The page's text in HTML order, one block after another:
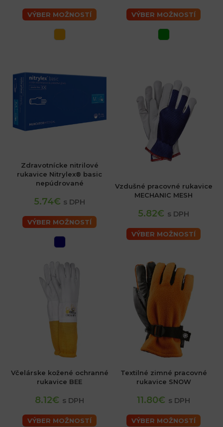
VÝBER MOŽNOSTÍ VÝBER MOŽNOSTÍ
Zdravotnícke nitrilové
rukavice Nitrylex® basic
nepúdrované
5.74€ s DPH
VÝBER MOŽNOSTÍ
Vzdušné pracovné rukavice
MECHANIC MESH
5.82€ s DPH
VÝBER MOŽNOSTÍ
Včelárske kožené ochranné
rukavice BEE
8.12€ s DPH
VÝBER MOŽNOSTÍ
Textilné zimné pracovné
rukavice SNOW
11.80€ s DPH
VÝBER MOŽNOSTÍ